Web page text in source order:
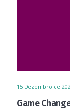
15 Dezembro de
Game